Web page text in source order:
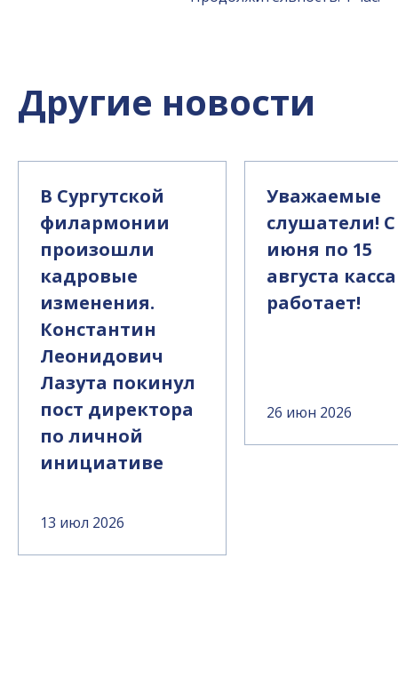
Другие новости
В Сургутской
филармонии
произошли
кадровые
изменения.
Константин
Леонидович
Лазута покинул
пост директора
по личной
инициативе
13 июл 2026
Уважаемые
слушатели! С
июня по 15
августа
работает!
26 июн 2026